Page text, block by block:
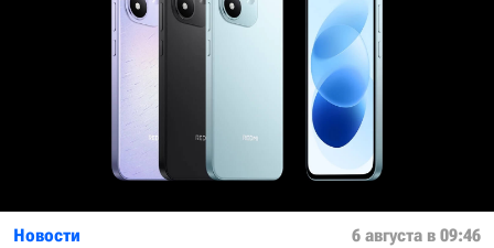
Новости 6 августа в 09:46